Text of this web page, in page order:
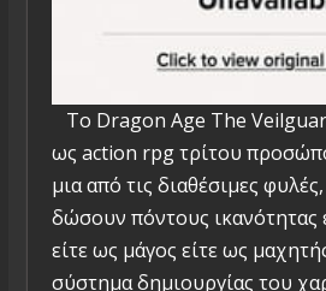
Το Dragon Age The
ως action rpg τρίτου
μια από τις διαθέσιμες
δώσουν πόντους ικανότητας
είτε ως μάγος είτε ως
σύστημα δημιουργίας του